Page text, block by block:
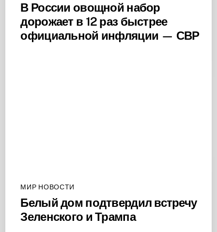
В России овощной набор
дорожает в 12 раз быстрее
официальной инфляции — СВР
МИР НОВОСТИ
Белый дом подтвердил встречу
Зеленского и Трампа